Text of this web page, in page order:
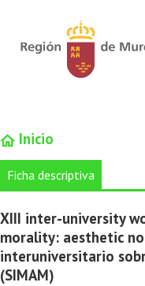
Inicio
Ficha descriptiva
XIII inter-university
morality: aesthetic
interuniversitario
(SIMAM)